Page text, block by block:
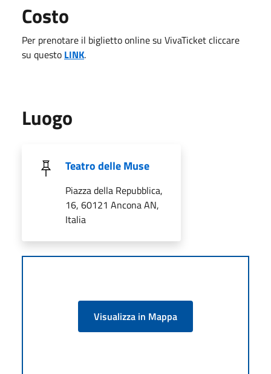
Costo
Per prenotare il biglietto online su VivaTicket cliccare
su questo LINK.
Luogo
Teatro delle Muse
Piazza della Repubblica,
16, 60121 Ancona AN,
Italia
Visualizza in Mappa